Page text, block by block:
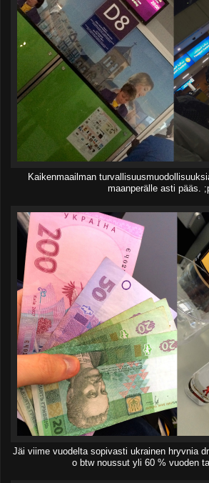
Kaikenmaailman
maanperälle asti pääs.
Jäi viime vuodelta sopivasti ukrainen hryvnia
o btw noussut yli 60 % vuoden